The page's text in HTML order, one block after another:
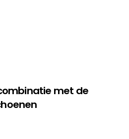
met de